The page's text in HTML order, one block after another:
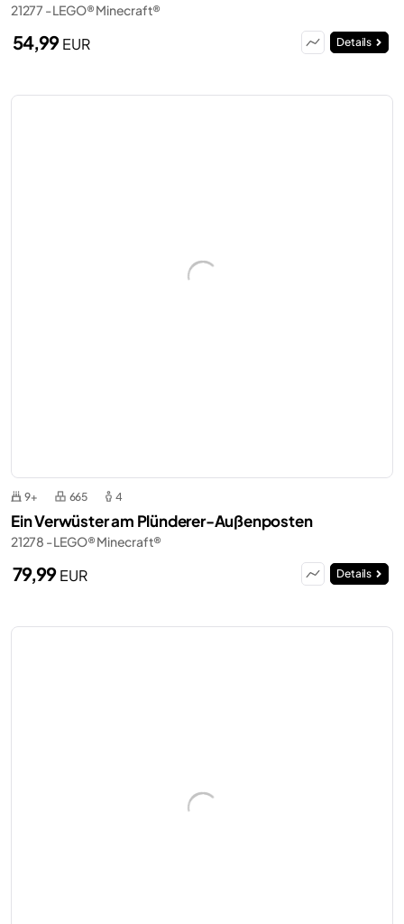
21277 - LEGO® Minecraft®
54,99EUR Details
9+ 665 4
Ein Verwüster am Plünderer-Außenposten
21278 - LEGO® Minecraft®
79,99EUR Details